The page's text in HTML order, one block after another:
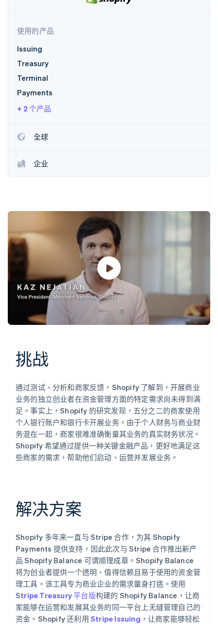
使用的产品
Issuing
Treasury
Terminal
Payments
+ 2 个产品
全球
企业
挑战
通过测试、分析和商家反馈，Shopify 了解到，开展商业
业务的独立创业者在资金管理方面的特定需求尚未得到满
足。事实上，Shopify 的研究发现，五分之二的商家使用
个人银行账户和银行卡开展业务。由于个人财务与商业财
务混在一起，商家很难准确衡量其业务的真实财务状况。
Shopify 希望通过提供一种关键金融产品，更好地满足这
些商家的需求，帮助他们启动、运营并发展业务。
解决方案
Shopify 多年来一直与 Stripe 合作，为其 Shopify
Payments 提供支持，因此此次与 Stripe 合作推出新产
品 Shopify Balance 可谓顺理成章。Shopify Balance
将为创业者提供一个透明、值得信赖且易于使用的资金管
理工具。该工具专为商业企业的需求量身打造。使用
Stripe Treasury 平台版构建的 Shopify Balance，让商
家能够在运营和发展其业务的同一平台上无缝管理自己的
资金。Shopify 还利用 Stripe Issuing ，让商家能够轻松